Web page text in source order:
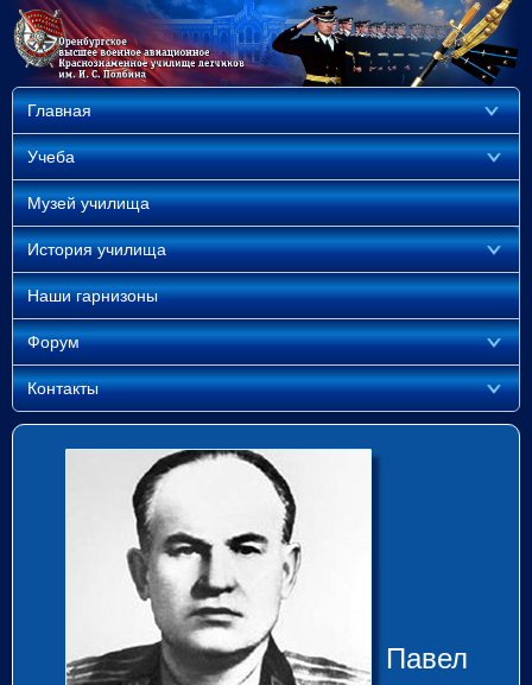
Главная
Учеба
Музей училища
История училища
Наши гарнизоны
Форум
Контакты
Павел